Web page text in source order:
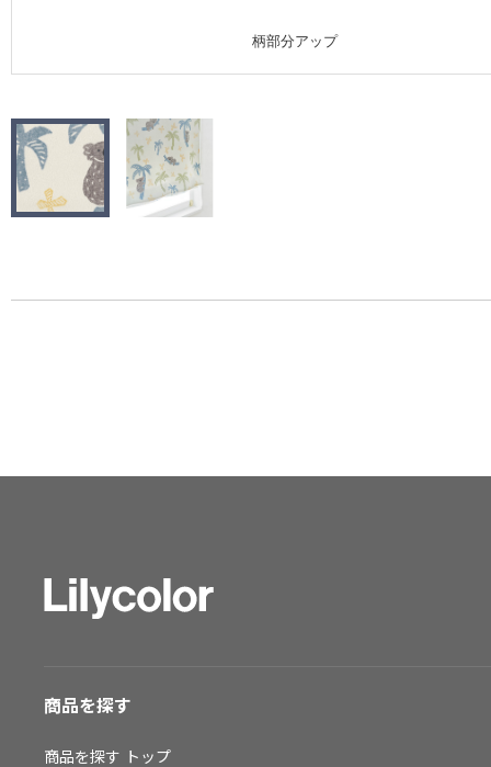
モデルハウス
新築戸建・マンション
#リリカラのある暮らし
大阪ショールーム
仙台ショールーム
お客様サポート
お客様サポート トップ
柄部分アップ
商品を探す
商品を探す トップ